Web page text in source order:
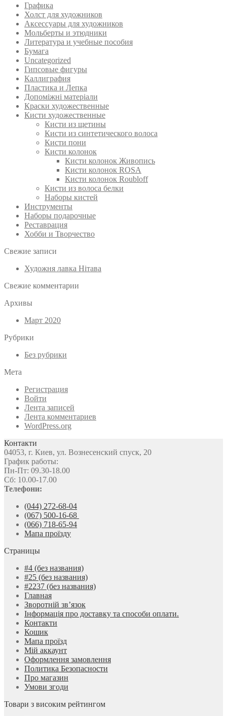
Графика
Холст для художников
Аксессуары для художников
Мольберты и этюдники
Литература и учебные пособия
Бумага
Uncategorized
Гипсовые фигуры
Каллиграфия
Пластика и Лепка
Допоміжні матеріали
Краски художественные
Кисти художественные
Кисти из щетины
Кисти из синтетического волоса
Кисти пони
Кисти колонок
Кисти колонок Живопись
Кисти колонок ROSA
Кисти колонок Roubloff
Кисти из волоса белки
Наборы кистей
Инструменты
Наборы подарочные
Реставрация
Хобби и Творчество
Свежие записи
Художня лавка Нітава
Свежие комментарии
Архивы
Март 2020
Рубрики
Без рубрики
Мета
Регистрация
Войти
Лента записей
Лента комментариев
WordPress.org
Контакти
04053, г. Киев, ул. Вознесенский спуск, 20
График работы:
Пн-Пт: 09.30-18.00
Сб: 10.00-17.00
Телефони:
(044) 272-68-04
(067) 500-16-68
(066) 718-65-94
Мапа проїзду
Страницы
#4 (без названия)
#25 (без названия)
#2237 (без названия)
Главная
Зворотній зв’язок
Інформація про доставку та способи оплати.
Контакти
Кошик
Мапа проїзд
Мій аккаунт
Оформлення замовлення
Политика Безопасности
Про магазин
Умови згоди
Товари з високим рейтингом